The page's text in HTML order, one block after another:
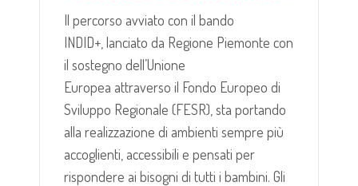
Il percorso avviato con il bando
INDID+, lanciato da Regione Piemonte con
il sostegno dell’Unione
Europea attraverso il Fondo Europeo di
Sviluppo Regionale (FESR), sta portando
alla realizzazione di ambienti sempre più
accoglienti, accessibili e pensati per
rispondere ai bisogni di tutti i bambini. Gli